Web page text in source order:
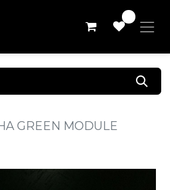
GREEN MODULE